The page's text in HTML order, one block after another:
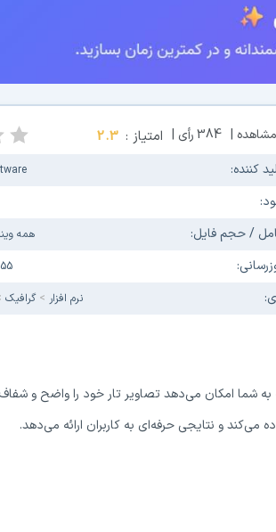
مشاهده | 384رأی | امتیاز : 2.3
کننده:
/ حجم فایل: همه
نرم افزار گرافیک
شما امکان می‌دهد تصاویر تار خود را واضح و
می‌کند و نتایجی حرفه‌ای به کاربران ارائه می‌دهد.